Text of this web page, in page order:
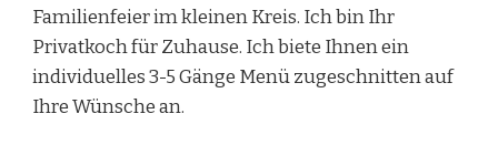
Familienfeier im kleinen Kreis. Ich bin Ihr
Privatkoch für Zuhause. Ich biete Ihnen ein
individuelles 3-5 Gänge Menü zugeschnitten auf
Ihre Wünsche an.